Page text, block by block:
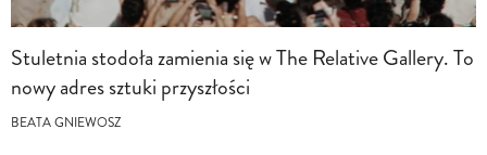
Stuletnia stodoła zamienia się w The Relative Gallery. To
nowy adres sztuki przyszłości
BEATA GNIEWOSZ